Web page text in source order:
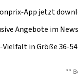
App jetzt
Angebote im
Vielfalt in Größe 36-54
**